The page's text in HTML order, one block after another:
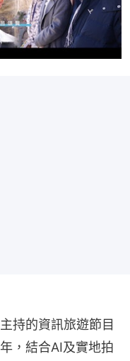
持的資訊旅遊節目
，結合AI及實地拍